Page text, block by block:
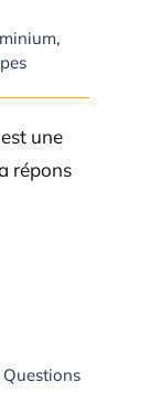
,
une
répons
Questions